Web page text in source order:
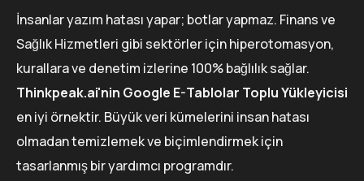
İnsanlar yazım hatası yapar; botlar yapmaz. Finans ve
Sağlık Hizmetleri gibi sektörler için hiperotomasyon,
kurallara ve denetim izlerine 100% bağlılık sağlar.
Thinkpeak.ai'nin Google E-Tablolar Toplu Yükleyicisi
en iyi örnektir. Büyük veri kümelerini insan hatası
olmadan temizlemek ve biçimlendirmek için
tasarlanmış bir yardımcı programdır.